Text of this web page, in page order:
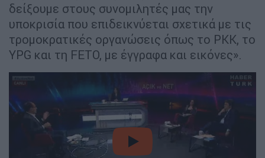
δείξουμε στους συνομιλητές μας την
υποκρισία που επιδεικνύεται σχετικά με τις
τρομοκρατικές οργανώσεις όπως το PKK, το
YPG και τη FETO, με έγγραφα και εικόνες».
video